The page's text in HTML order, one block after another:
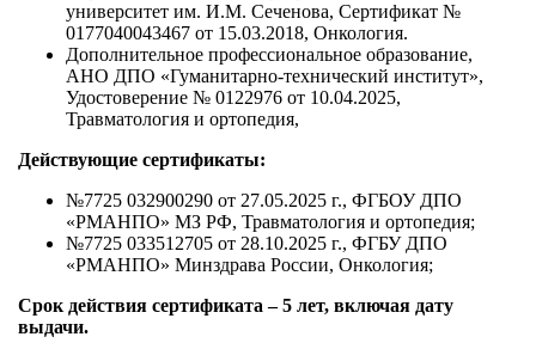
университет им. И.М. Сеченова, Сертификат №
0177040043467 от 15.03.2018, Онкология.
Дополнительное профессиональное образование,
АНО ДПО «Гуманитарно-технический институт»,
Удостоверение № 0122976 от 10.04.2025,
Травматология и ортопедия,
Действующие сертификаты:
№7725 032900290 от 27.05.2025 г., ФГБОУ ДПО
«РМАНПО» МЗ РФ, Травматология и ортопедия;
№7725 033512705 от 28.10.2025 г., ФГБУ ДПО
«РМАНПО» Минздрава России, Онкология;
Срок действия сертификата – 5 лет, включая дату
выдачи.